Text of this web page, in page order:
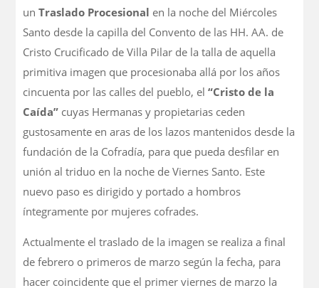
unTraslado Procesional en la noche del Miércoles
Santo desde la capilla del Convento de las HH. AA. de
Cristo Crucificado de Villa Pilar de la talla de aquella
primitiva imagen que procesionaba allá por los años
cincuenta por las calles del pueblo, el“Cristo de la
Caída” cuyas Hermanas y propietarias ceden
gustosamente en aras de los lazos mantenidos desde la
fundación de la Cofradía, para que pueda desfilar en
unión al triduo en la noche de Viernes Santo. Este
nuevo paso es dirigido y portado a hombros
íntegramente por mujeres cofrades.
Actualmente el traslado de la imagen se realiza a final
de febrero o primeros de marzo según la fecha, para
hacer coincidente que el primer viernes de marzo la